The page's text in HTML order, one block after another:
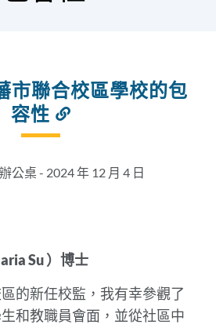
市聯合校區學校的包
容性
Link
section
公桌 - 2024 年 12 月 4 日
Su ）博士
的新任校監，我有幸參觀了
和教職員會面，並從社區中